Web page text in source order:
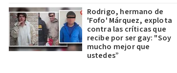
Rodrigo, hermano de
'Fofo' Márquez, explota
contra las críticas que
recibe por ser gay: "Soy
mucho mejor que
ustedes”